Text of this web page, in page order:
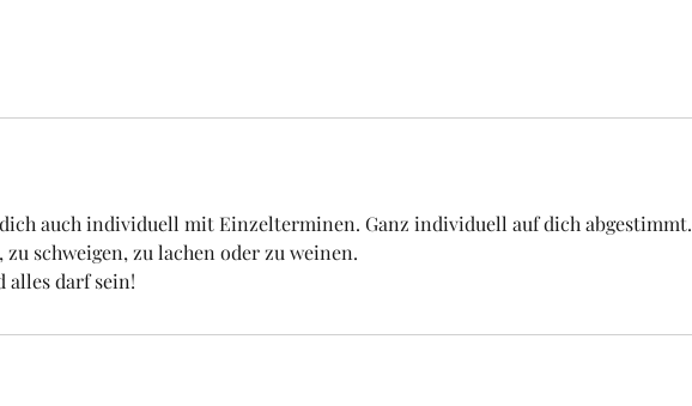
auch individuell mit Einzelterminen. Ganz individuell auf dich abgestimmt.
zu schweigen, zu lachen oder zu weinen.
alles darf sein!